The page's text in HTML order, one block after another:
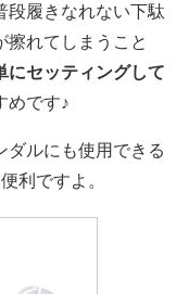
段履きなれない下駄
擦れてしまうこと
にセッティングして
めです♪
ダルにも使用できる
利ですよ。